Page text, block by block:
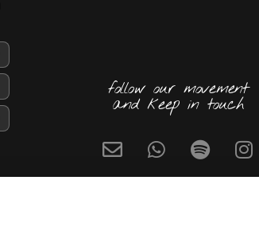
follow our movement
and keep in touch